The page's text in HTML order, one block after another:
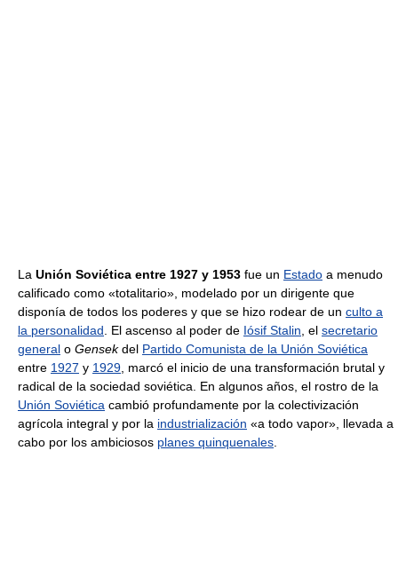
La Unión Soviética entre 1927 y 1953 fue un Estado a menudo
calificado como «totalitario», modelado por un dirigente que
disponía de todos los poderes y que se hizo rodear de un culto a
la personalidad . El ascenso al poder de Iósif Stalin , el secretario
general o Gensekdel Partido Comunista de la Unión Soviética
entre 1927 y 1929 , marcó el inicio de una transformación brutal y
radical de la sociedad soviética. En algunos años, el rostro de la
Unión Soviética cambió profundamente por la colectivización
agrícola integral y por la industrialización «a todo vapor», llevada a
cabo por los ambiciosos planes quinquenales